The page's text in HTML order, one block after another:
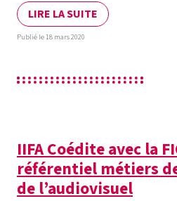
LIRE LA SUITE
Publié le 18 mars 2020
IIFA Coédite avec la
référentiel métiers
de l’audiovisuel